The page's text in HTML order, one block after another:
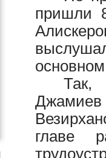
пришли
Так,
главе